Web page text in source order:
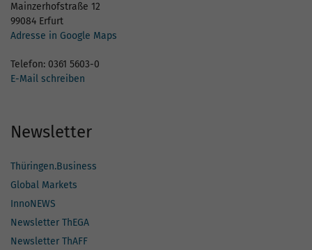
Mainzerhofstraße 12
99084 Erfurt
Adresse in Google Maps
Telefon: 0361 5603-0
E-Mail schreiben
Newsletter
Thüringen.Business
Global Markets
InnoNEWS
Newsletter ThEGA
Newsletter ThAFF